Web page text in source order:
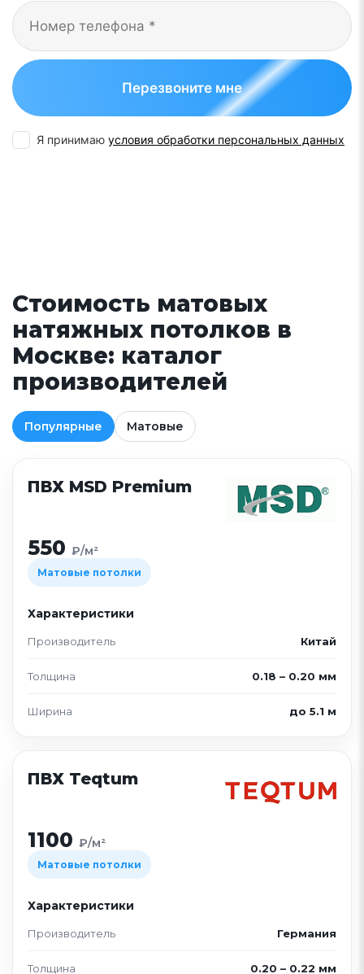
Перезвоните мне
Я принимаю условия обработки персональных данных
Стоимость матовых
натяжных потолков в
Москве: каталог
производителей
Популярные Матовые
ПВХ MSD Premium
550 ₽/м²
Матовые потолки
Характеристики
Производитель Китай
Толщина 0.18 – 0.20 мм
Ширина до 5.1 м
ПВХ Teqtum
1100 ₽/м²
Матовые потолки
Характеристики
Производитель Германия
Толщина 0.20 – 0.22 мм